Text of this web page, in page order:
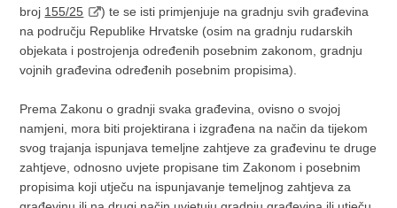
broj 155/25
) te se isti primjenjuje na gradnju svih građevina
na području Republike Hrvatske (osim na gradnju rudarskih
objekata i postrojenja određenih posebnim zakonom, gradnju
vojnih građevina određenih posebnim propisima).
Prema Zakonu o gradnji svaka građevina, ovisno o svojoj
namjeni, mora biti projektirana i izgrađena na način da tijekom
svog trajanja ispunjava temeljne zahtjeve za građevinu te druge
zahtjeve, odnosno uvjete propisane tim Zakonom i posebnim
propisima koji utječu na ispunjavanje temeljnog zahtjeva za